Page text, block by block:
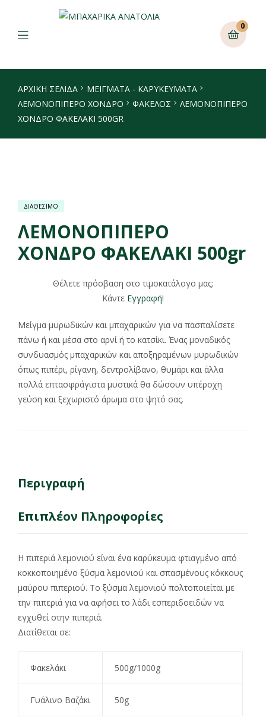
0
ΑΡΧΙΚΉ ΣΕΛΊΔΑ
ΜΕΙΓΜΑΤΑ - ΚΑΡΥΚΕΥΜΑΤΑ
ΛΕΜΟΝΟΠΊΠΕΡΟ ΧΟΝΔΡΌ
ΦΆΚΕΛΟΣ
ΛΕΜΟΝΟΠΙΠΕΡΟ
ΧΟΝΔΡΟ ΦΑΚΕΛΑΚΙ 500GR
ΔΙΑΘΕΣΙΜΟ
ΛΕΜΟΝΟΠΙΠΕΡΟ
ΧΟΝΔΡΟ ΦΑΚΕΛΑΚΙ 500gr
Θέλετε πρόσβαση στο τιμοκατάλογο μας;
Κάντε Εγγραφή!
Μείγμα μυρωδικών και μπαχαρικών για να πασπαλίσετε
πάνω ή και μέσα στο αρνί ή το κατσίκι. Ένας μοναδικός
συνδυασμός μπαχαρικών και αποξηραμένων μυρωδικών
όπως πιπέρι, ρίγανη, δεντρολίβανο, θυμάρι και άλλα
πολλά επτασφράγιστα μυστικά θα δώσουν υπέροχη
γεύση και ξεχωριστό άρωμα στο ψητό σας.
Περιγραφή
Επιπλέον Πληροφορίες
Η πιπεριά λεμονιού είναι ένα καρύκευμα φτιαγμένο από
κοκκοποιημένο ξύσμα λεμονιού και σπασμένους κόκκους
μαύρου πιπεριού. Το ξύσμα λεμονιού πολτοποιείται με
την πιπεριά για να αφήσει το λάδι εσπεριδοειδών να
εγχυθεί στην πιπεριά.
Διατίθεται σε:
Φακελάκι 500g/1000g
Γυάλινο Βαζάκι 50g